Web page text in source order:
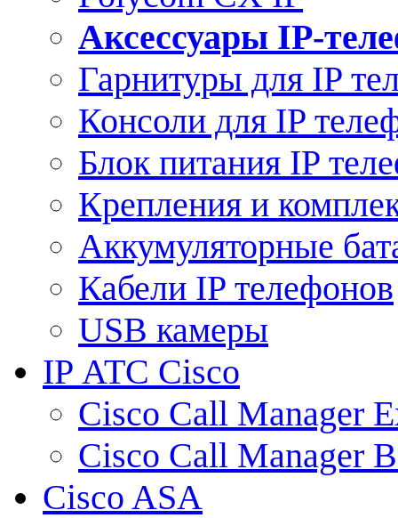
Аксессуары IP-
Гарнитуры для IP
Консоли для IP
Блок питания IP
Крепления и
Аккумуляторные
Кабели IP телефонов
USB камеры
IP АТС Cisco
Cisco Call Manager
Cisco Call Manager
Cisco ASA